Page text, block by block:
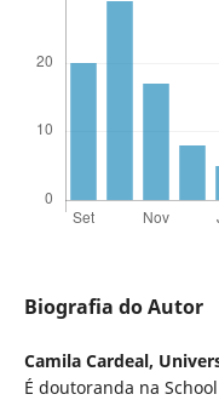
Biografia do Autor
Camila Cardeal,
É doutoranda na